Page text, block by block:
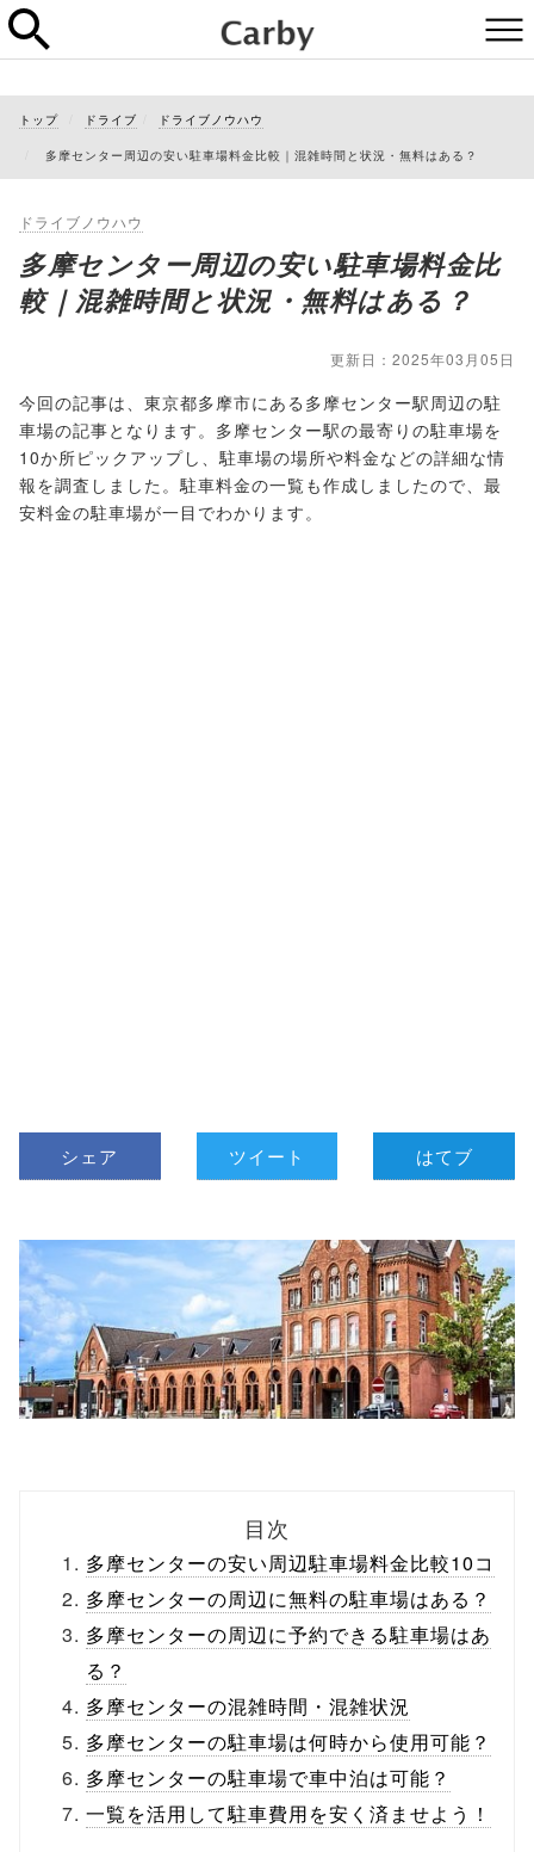
トップ ドライブ ドライブノウハウ
多摩センター周辺の安い駐車場料金比較｜混雑時間と状況・無料はある？
ドライブノウハウ
多摩センター周辺の安い駐車場料金比
較｜混雑時間と状況・無料はある？
更新日：2025年03月05日
今回の記事は、東京都多摩市にある多摩センター駅周辺の駐
車場の記事となります。多摩センター駅の最寄りの駐車場を
10か所ピックアップし、駐車場の場所や料金などの詳細な情
報を調査しました。駐車料金の一覧も作成しましたので、最
安料金の駐車場が一目でわかります。
シェア ツイート はてブ
目次
多摩センターの安い周辺駐車場料金比較10コ
多摩センターの周辺に無料の駐車場はある？
多摩センターの周辺に予約できる駐車場はあ
る？
多摩センターの混雑時間・混雑状況
多摩センターの駐車場は何時から使用可能？
多摩センターの駐車場で車中泊は可能？
一覧を活用して駐車費用を安く済ませよう！